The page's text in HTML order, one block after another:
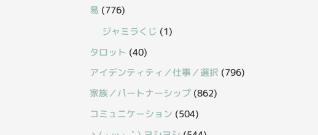
易 (776)
ジャミラくじ (1)
タロット (40)
アイデンティティ／仕事／選択 (796)
家族／パートナーシップ (862)
コミュニケーション (504)